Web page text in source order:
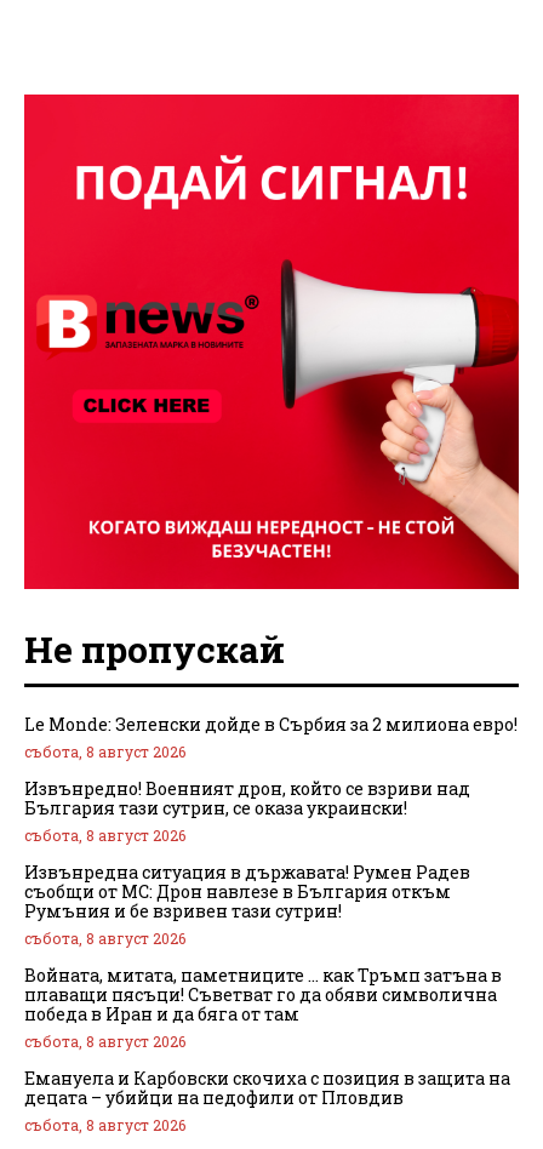
Не пропускай
Le Monde: Зеленски дойде в Сърбия за 2 милиона евро!
събота, 8 август 2026
Извънредно! Военният дрон, който се взриви над
България тази сутрин, се оказа украински!
събота, 8 август 2026
Извънредна ситуация в държавата! Румен Радев
съобщи от МС: Дрон навлезе в България откъм
Румъния и бе взривен тази сутрин!
събота, 8 август 2026
Войната, митата, паметниците … как Тръмп затъна в
плаващи пясъци! Съветват го да обяви символична
победа в Иран и да бяга от там
събота, 8 август 2026
Емануела и Карбовски скочиха с позиция в защита на
децата – убийци на педофили от Пловдив
събота, 8 август 2026